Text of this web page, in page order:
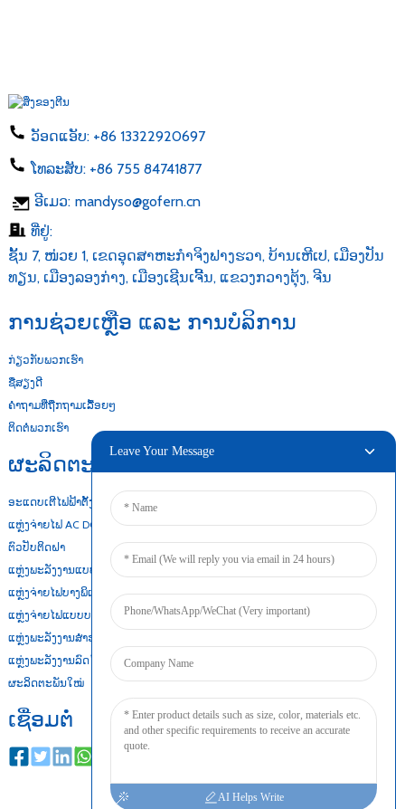
ວັອດແອັບ: +86 13322920697
ໂທລະສັບ: +86 755 84741877
ອີເມວ: mandyso@gofern.cn
ທີ່ຢູ່:
ຊັ້ນ 7, ໜ່ວຍ 1, ເຂດອຸດສາຫະກຳຈິງຟາງຮວາ, ບ້ານເຫີເປ, ເມືອງປັນ
ທຽນ, ເມືອງລອງກ່າງ, ເມືອງເຊີນເຈີ້ນ, ແຂວງກວາງຕຸ້ງ, ຈີນ
ການຊ່ວຍເຫຼືອ ແລະ ການບໍລິການ
ກ່ຽວກັບພວກເຮົາ
ຊື່ສຽງດີ
ຄຳຖາມທີ່ຖືກຖາມເລື້ອຍໆ
ຕິດຕໍ່ພວກເຮົາ
ຜະລິດຕະພັນຂອງພວກເຮົາ
ອະແດບເຕີໄຟຟ້າຕັ້ງໂຕະ
ແຫຼ່ງຈ່າຍໄຟ AC DC
ຕົວປັບຕິດຝາ
ແຫຼ່ງພະລັງງານແບບເປີດເຟຣມ
ແຫຼ່ງຈ່າຍໄຟບາງພິເສດ
ແຫຼ່ງຈ່າຍໄຟແບບບາງ
ແຫຼ່ງພະລັງງານສຳຮອງແບັດເຕີຣີ
ແຫຼ່ງພະລັງງານລົດໄຟ Din
ຜະລິດຕະພັນໃໝ່
ເຊື່ອມຕໍ່
Leave Your Message
AI Helps Write